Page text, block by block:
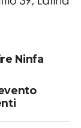
Ninfa